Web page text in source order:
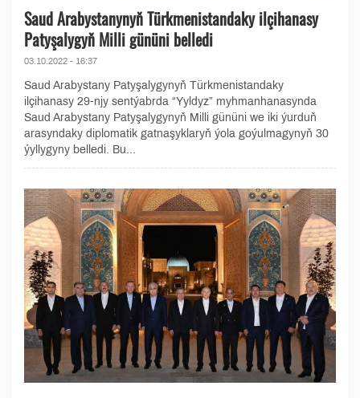
Saud Arabystanynyň Türkmenistandaky ilçihanasy
Patyşalygyň Milli gününi belledi
03.10.2022 - 16:37
Saud Arabystany Patyşalygynyň Türkmenistandaky
ilçihanasy 29-njy sentýabrda “Yyldyz” myhmanhanasynda
Saud Arabystany Patyşalygynyň Milli gününi we iki ýurduň
arasyndaky diplomatik gatnaşyklaryň ýola goýulmagynyň 30
ýyllygyny belledi. Bu...